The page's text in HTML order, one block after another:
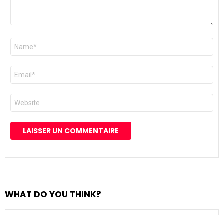
Nom
E-
mail
*
Site
web
WHAT DO YOU THINK?